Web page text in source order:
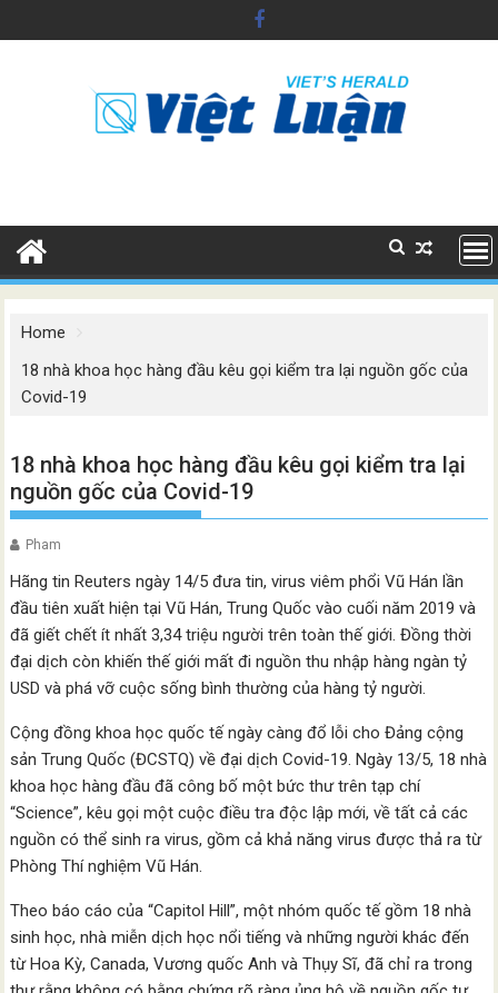
to
Home
18 nhà khoa học hàng đầu kêu gọi kiểm tra lại nguồn gốc của
Covid-19
18 nhà khoa học hàng đầu kêu gọi kiểm tra lại
nguồn gốc của Covid-19
Pham
Hãng tin Reuters ngày 14/5 đưa tin, virus viêm phổi Vũ Hán lần
đầu tiên xuất hiện tại Vũ Hán, Trung Quốc vào cuối năm 2019 và
đã giết chết ít nhất 3,34 triệu người trên toàn thế giới. Đồng thời
đại dịch còn khiến thế giới mất đi nguồn thu nhập hàng ngàn tỷ
USD và phá vỡ cuộc sống bình thường của hàng tỷ người.
Cộng đồng khoa học quốc tế ngày càng đổ lỗi cho Đảng cộng
sản Trung Quốc (ĐCSTQ) về đại dịch Covid-19. Ngày 13/5, 18 nhà
khoa học hàng đầu đã công bố một bức thư trên tạp chí
“Science”, kêu gọi một cuộc điều tra độc lập mới, về tất cả các
nguồn có thể sinh ra virus, gồm cả khả năng virus được thả ra từ
Phòng Thí nghiệm Vũ Hán.
Theo báo cáo của “Capitol Hill”, một nhóm quốc tế gồm 18 nhà
sinh học, nhà miễn dịch học nổi tiếng và những người khác đến
từ Hoa Kỳ, Canada, Vương quốc Anh và Thụy Sĩ, đã chỉ ra trong